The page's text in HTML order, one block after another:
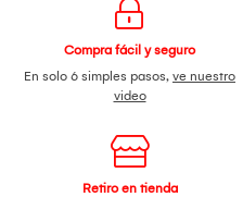
Compra fácil y seguro
En solo 6 simples pasos, ve nuestro
video
Retiro en tienda